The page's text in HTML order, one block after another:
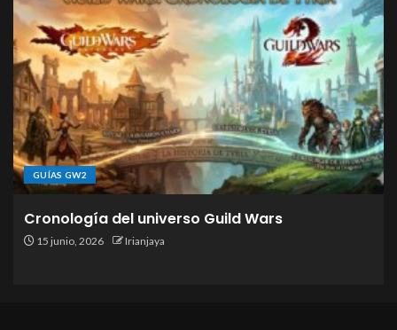
GUÍAS GW2
Cronología del universo Guild Wars
15 junio, 2026 Irianjaya